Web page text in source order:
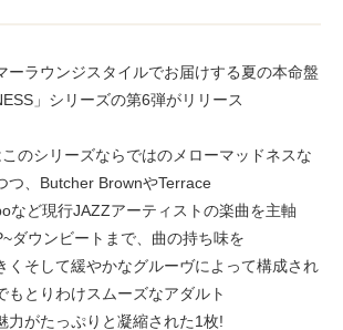
ーラウンジスタイルでお届けする夏の本命盤
」シリーズの第6弾がリリース
のシリーズならではのメローマッドネスな
つ、Butcher BrownやTerrace
など現行JAZZアーティストの楽曲を主軸
ダウンビートまで、曲の持ち味を
くそして緩やかなグルーヴによって構成され
もとりわけスムーズなアダルト
力がたっぷりと凝縮された1枚!